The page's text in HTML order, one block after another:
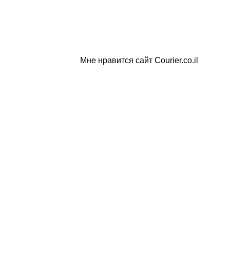
Мне нравится сайт Courier.co.il